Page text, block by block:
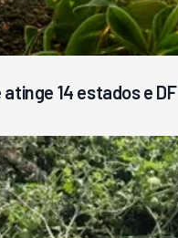
14 estados e DF